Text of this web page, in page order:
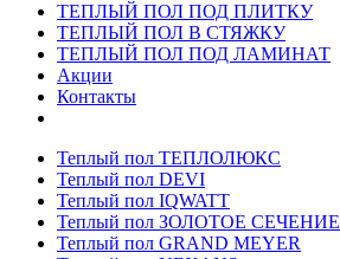
ТЕПЛЫЙ ПОЛ ПОД ПЛИТКУ
ТЕПЛЫЙ ПОЛ В СТЯЖКУ
ТЕПЛЫЙ ПОЛ ПОД ЛАМИНАТ
Акции
Контакты
Теплый пол ТЕПЛОЛЮКС
Теплый пол DEVI
Теплый пол IQWATT
Теплый пол ЗОЛОТОЕ СЕЧЕНИЕ
Теплый пол GRAND MEYER